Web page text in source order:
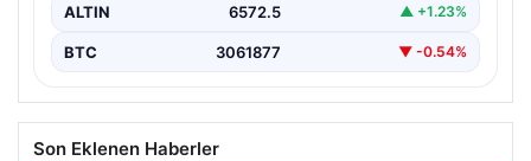
ALTIN 6572.5 ▲ +1.23%
BTC 3061877 ▼ -0.54%
Son Eklenen Haberler